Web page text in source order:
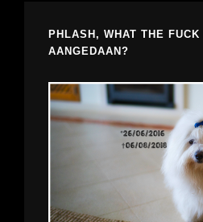
PHLASH, WHAT THE
AANGEDAAN?